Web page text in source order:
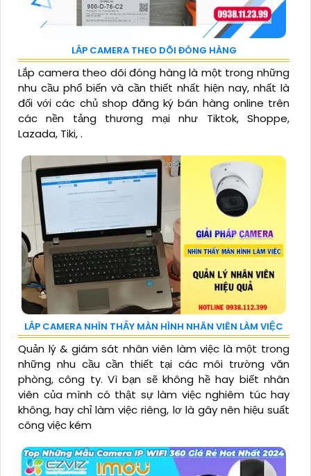
LẮP CAMERA THEO DÕI ĐÓNG HÀNG
Lắp camera theo dõi đóng hàng là một trong những
nhu cầu phổ biến và cần thiết nhất hiện nay, nhất là
đối với các chủ shop đăng ký bán hàng online trên
các nền tảng thương mại như Tiktok, Shoppe,
Lazada, Tiki, .
LẮP CAMERA NHÌN THẤY MÀN HÌNH NHÂN VIÊN LÀM VIỆC
Quản lý & giám sát nhân viên làm việc là một trong
những nhu cầu cần thiết tại các môi trường văn
phòng, công ty. Vì bạn sẽ không hề hay biết nhân
viên của mình có thật sự làm việc nghiêm túc hay
không, hay chỉ làm việc riêng, lơ là gây nên hiệu suất
công việc kém